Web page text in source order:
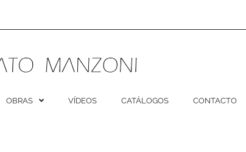
OBRAS VÍDEOS CATÁLOGOS CONTACTO